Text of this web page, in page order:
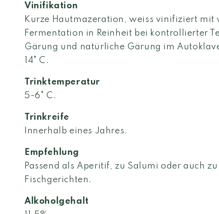
Vinifikation
Kurze Hautmazeration, weiss vinifiziert mit
Fermentation in Reinheit bei kontrollierter
Gärung und natürliche Gärung im
14° C.
Trinktemperatur
5-6° C.
Trinkreife
Innerhalb eines Jahres.
Empfehlung
Passend als Aperitif, zu Salumi oder auch
Fischgerichten.
Alkoholgehalt